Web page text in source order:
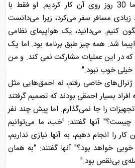
وی در ادامه مدعی شد:" ما 30 روز روی آن کار کردیم. او فقط با
زیادی مسافر سفر می‌کرد، زیرا می‌دانست
کنیم. می‌دانید، یک هواپیمای نظامی
شد. همه چیز طبق برنامه بود. اما یک
که در این عملیات مشارکت نمی کند. و من
خیلی خوب نبود."
خاصی رفتم، نه احمق‌هایی مثل
بسیار احمقی بودند که تصمیم گرفتند
را جا نمی‌گذارم. اما پیش چند نفر
آنها گفتند: "خب، ما می‌توانیم
را انجام دهیم، به آنها نیازی نداریم،
خواهد بود؟" آنها گفتند: "به همان
بی‌نقص بود."